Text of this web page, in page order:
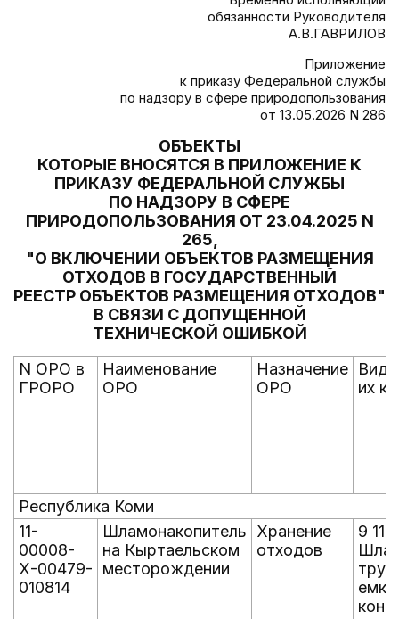
обязанности Руководителя
А.В.ГАВРИЛОВ
Приложение
к приказу Федеральной службы
по надзору в сфере природопользования
от 13.05.2026 N 286
ОБЪЕКТЫ
КОТОРЫЕ ВНОСЯТСЯ В ПРИЛОЖЕНИЕ К
ПРИКАЗУ ФЕДЕРАЛЬНОЙ СЛУЖБЫ
ПО НАДЗОРУ В СФЕРЕ
ПРИРОДОПОЛЬЗОВАНИЯ ОТ 23.04.2025 N
265,
"О ВКЛЮЧЕНИИ ОБЪЕКТОВ РАЗМЕЩЕНИЯ
ОТХОДОВ В ГОСУДАРСТВЕННЫЙ
РЕЕСТР ОБЪЕКТОВ РАЗМЕЩЕНИЯ ОТХОДОВ"
В СВЯЗИ С ДОПУЩЕННОЙ
ТЕХНИЧЕСКОЙ ОШИБКОЙ
N ОРО в
ГРОРО
Наименование
ОРО
Назначение
ОРО
их
Республика Коми
11-
00008-
Х-00479-
010814
Шламонакопитель
на Кыртаельском
месторождении
Хранение
отходов
9 11